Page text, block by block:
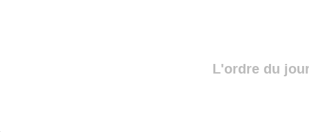
L'ordre du